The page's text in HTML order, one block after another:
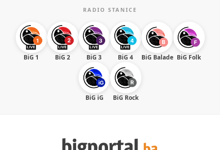
RADIO STANICE
BiG 1 BiG 2 BiG 3 BiG 4 BiG Balade BiG Folk
BiG iG BiG Rock